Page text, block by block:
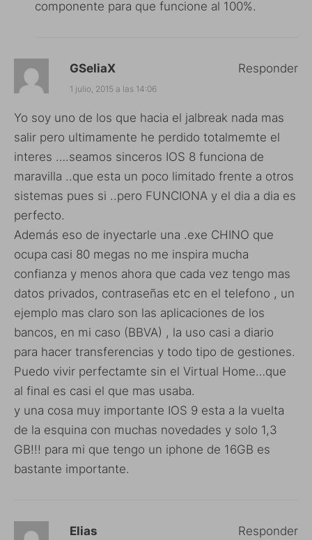
componente para que funcione al 100%.
GSeliaX
1 julio, 2015 a las 14:06
Yo soy uno de los que hacia el jalbreak nada mas
salir pero ultimamente he perdido totalmemte el
interes ….seamos sinceros IOS 8 funciona de
maravilla ..que esta un poco limitado frente a otros
sistemas pues si ..pero FUNCIONA y el dia a dia es
perfecto.
Además eso de inyectarle una .exe CHINO que
ocupa casi 80 megas no me inspira mucha
confianza y menos ahora que cada vez tengo mas
datos privados, contraseñas etc en el telefono , un
ejemplo mas claro son las aplicaciones de los
bancos, en mi caso (BBVA) , la uso casi a diario
para hacer transferencias y todo tipo de gestiones.
Puedo vivir perfectamte sin el Virtual Home…que
al final es casi el que mas usaba.
y una cosa muy importante IOS 9 esta a la vuelta
de la esquina con muchas novedades y solo 1,3
GB!!! para mi que tengo un iphone de 16GB es
bastante importante.
Responder
Elias Responder